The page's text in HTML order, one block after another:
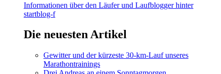
Informationen über den Läufer und Laufblogger hinter
startblog-f
Die neuesten Artikel
Gewitter und der kürzeste 30-km-Lauf unseres
Marathontrainings